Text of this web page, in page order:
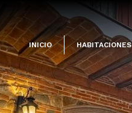
INICIO HABITACIONES